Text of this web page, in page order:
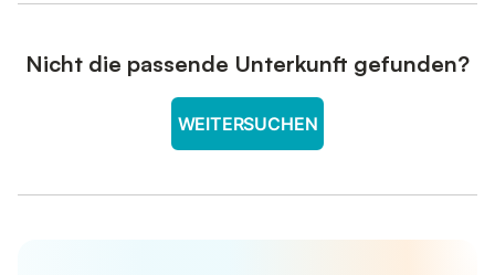
Nicht die passende Unterkunft gefunden?
WEITERSUCHEN